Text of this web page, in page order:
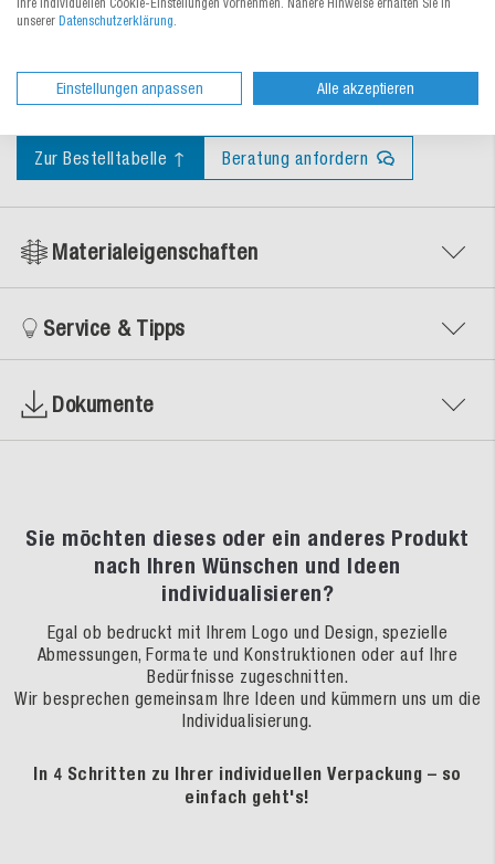
Zertifikate
Zur Bestelltabelle ↑ Beratung anfordern
Materialeigenschaften
Service & Tipps
Dokumente
Sie möchten dieses oder ein anderes Produkt
nach Ihren Wünschen und Ideen
individualisieren?
Egal ob bedruckt mit Ihrem Logo und Design, spezielle
Abmessungen, Formate und Konstruktionen oder auf Ihre
Bedürfnisse zugeschnitten.
Wir besprechen gemeinsam Ihre Ideen und kümmern uns um die
Individualisierung.
In 4 Schritten zu Ihrer individuellen Verpackung – so
einfach geht's!
Ihre individuellen Cookie-Einstellungen vornehmen. Nähere Hinweise erhalten Sie in
unserer Datenschutzerklärung.
Einstellungen anpassen Alle akzeptieren